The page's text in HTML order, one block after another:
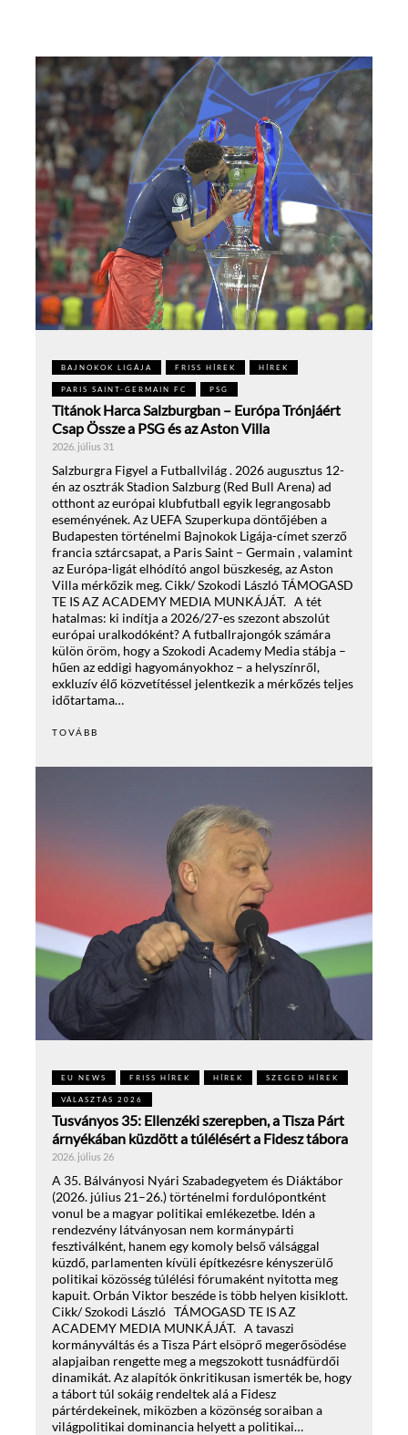
BAJNOKOK LIGÁJA FRISS HÍREK HÍREK
PARIS SAINT-GERMAIN FC PSG
Titánok Harca Salzburgban – Európa Trónjáért
Csap Össze a PSG és az Aston Villa
2026. július 31
Salzburgra Figyel a Futballvilág . 2026 augusztus 12-
én az osztrák Stadion Salzburg (Red Bull Arena) ad
otthont az európai klubfutball egyik legrangosabb
eseményének. Az UEFA Szuperkupa döntőjében a
Budapesten történelmi Bajnokok Ligája-címet szerző
francia sztárcsapat, a Paris Saint – Germain , valamint
az Európa-ligát elhódító angol büszkeség, az Aston
Villa mérkőzik meg. Cikk/ Szokodi László TÁMOGASD
TE IS AZ ACADEMY MEDIA MUNKÁJÁT. A tét
hatalmas: ki indítja a 2026/27-es szezont abszolút
európai uralkodóként? A futballrajongók számára
külön öröm, hogy a Szokodi Academy Media stábja –
hűen az eddigi hagyományokhoz – a helyszínről,
exkluzív élő közvetítéssel jelentkezik a mérkőzés teljes
időtartama…
TOVÁBB
EU NEWS FRISS HÍREK HÍREK SZEGED HÍREK
VÁLASZTÁS 2026
Tusványos 35: Ellenzéki szerepben, a Tisza Párt
árnyékában küzdött a túlélésért a Fidesz tábora
2026. július 26
A 35. Bálványosi Nyári Szabadegyetem és Diáktábor
(2026. július 21–26.) történelmi fordulópontként
vonul be a magyar politikai emlékezetbe. Idén a
rendezvény látványosan nem kormánypárti
fesztiválként, hanem egy komoly belső válsággal
küzdő, parlamenten kívüli építkezésre kényszerülő
politikai közösség túlélési fórumaként nyitotta meg
kapuit. Orbán Viktor beszéde is több helyen kisiklott.
Cikk/ Szokodi László TÁMOGASD TE IS AZ
ACADEMY MEDIA MUNKÁJÁT. A tavaszi
kormányváltás és a Tisza Párt elsöprő megerősödése
alapjaiban rengette meg a megszokott tusnádfürdői
dinamikát. Az alapítók önkritikusan ismerték be, hogy
a tábort túl sokáig rendeltek alá a Fidesz
pártérdekeinek, miközben a közönség soraiban a
világpolitikai dominancia helyett a politikai…